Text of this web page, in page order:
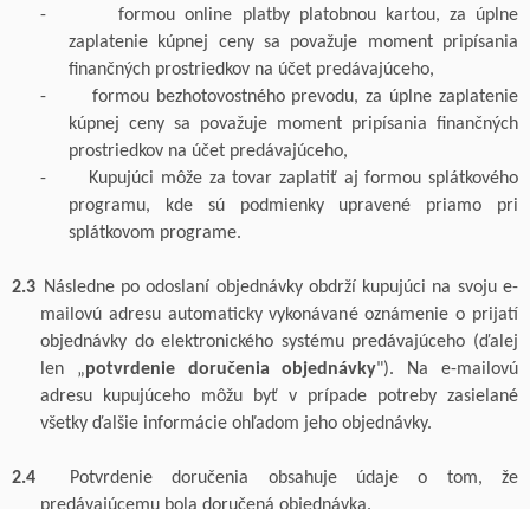
-
formouonline platby platobnou kartou, za úplne
zaplatenie kúpnej ceny sa považuje moment pripísania
finančných prostriedkov na účet predávajúceho,
-
formou bezhotovostného prevodu, za úplne zaplatenie
kúpnej ceny sa považuje moment pripísania finančných
prostriedkov na účet predávajúceho,
-
Kupujúci môže za tovar zaplatiť aj formou splátkového
programu, kde sú podmienky upravené priamo pri
splátkovom programe.
2.3 Následne po odoslaní objednávky obdrží kupujúci na svoju e-
mailovú adresu automaticky vykonávané oznámenie o prijatí
objednávky do elektronického systému predávajúceho (ďalej
len „potvrdenie doručenia objednávky"). Na e-mailovú
adresu kupujúceho môžu byť v prípade potreby zasielané
všetky ďalšie informácie ohľadom jeho objednávky.
2.4
Potvrdenie doručenia obsahuje údaje o tom, že